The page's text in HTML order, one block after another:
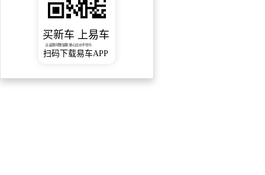
买新车 上易车
认证顾问微信聊 放心比价不吃亏
扫码下载易车APP